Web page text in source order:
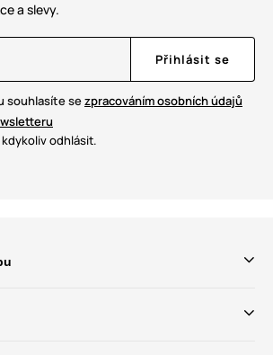
a slevy.
Přihlásit se
souhlasíte sezpracováním osobních údajů
odhlásit.